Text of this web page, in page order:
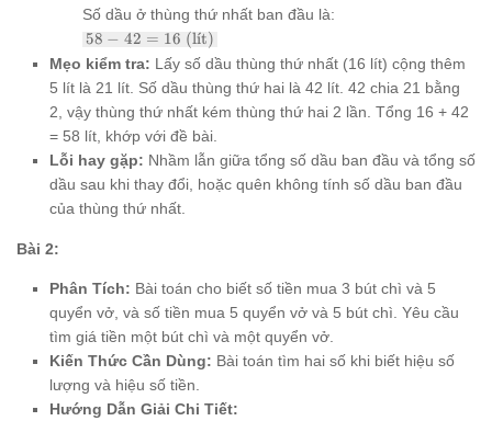
Số dầu ở thùng thứ nhất ban đầu là:
58 -
42 =
16
\text{
(lít)}
58 − 42 = 16 (lı
ˊt)
Mẹo kiểm tra: Lấy số dầu thùng thứ nhất (16 lít) cộng thêm
5 lít là 21 lít. Số dầu thùng thứ hai là 42 lít. 42 chia 21 bằng
2, vậy thùng thứ nhất kém thùng thứ hai 2 lần. Tổng 16 + 42
= 58 lít, khớp với đề bài.
Lỗi hay gặp: Nhầm lẫn giữa tổng số dầu ban đầu và tổng số
dầu sau khi thay đổi, hoặc quên không tính số dầu ban đầu
của thùng thứ nhất.
Bài 2:
Phân Tích: Bài toán cho biết số tiền mua 3 bút chì và 5
quyển vở, và số tiền mua 5 quyển vở và 5 bút chì. Yêu cầu
tìm giá tiền một bút chì và một quyển vở.
Kiến Thức Cần Dùng: Bài toán tìm hai số khi biết hiệu số
lượng và hiệu số tiền.
Hướng Dẫn Giải Chi Tiết: